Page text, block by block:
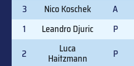
3 Nico Koschek A
1
Leandro Djuric P
2
Luca
Haitzmann P